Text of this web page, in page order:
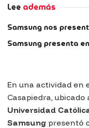
Lee además
Samsung nos
Samsung presenta
En una actividad en
Casapiedra, ubicado
Universidad
Samsung presentó